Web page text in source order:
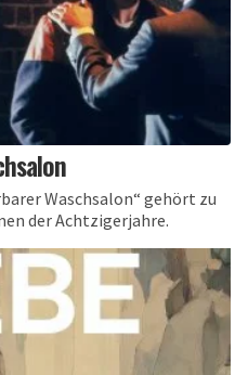
Waschsalon“ gehört zu
der Achtzigerjahre.